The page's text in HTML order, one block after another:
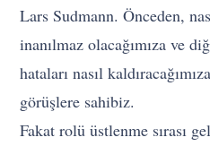
Lars Sudmann. Önceden,
inanılmaz olacağımıza ve
hataları nasıl
görüşlere sahibiz.
Fakat rolü üstlenme sırası